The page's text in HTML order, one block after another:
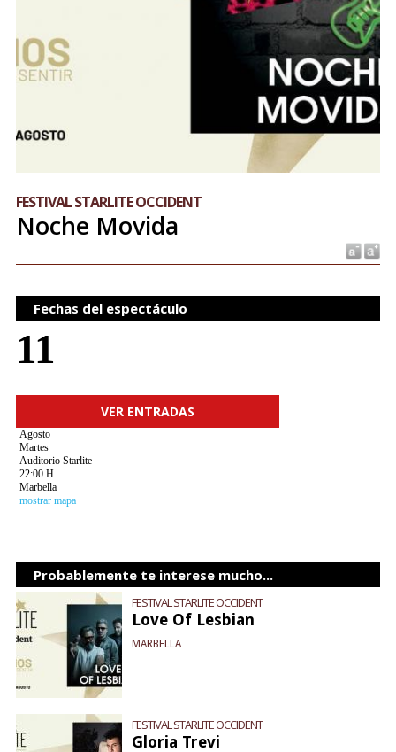
FESTIVAL STARLITE OCCIDENT
Noche Movida
Fechas del espectáculo
11
VER ENTRADAS
Agosto
Martes
Auditorio Starlite
22:00 H
Marbella
mostrar mapa
Probablemente te interese mucho...
FESTIVAL STARLITE OCCIDENT
Love Of Lesbian
MARBELLA
FESTIVAL STARLITE OCCIDENT
Gloria Trevi